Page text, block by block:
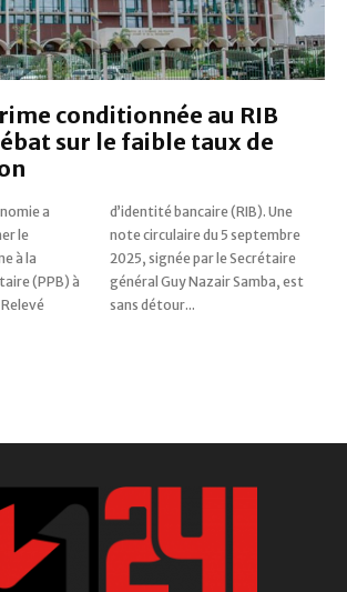
conditionnée au RIB
sur le faible taux de
a
le
à la
(PPB) à
Une
est
sans détour...